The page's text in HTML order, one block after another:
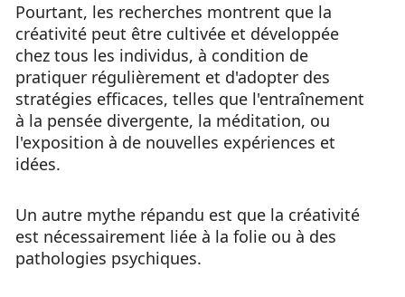
Pourtant, les recherches montrent que la
créativité peut être cultivée et développée
chez tous les individus, à condition de
pratiquer régulièrement et d'adopter des
stratégies efficaces, telles que l'entraînement
à la pensée divergente, la méditation, ou
l'exposition à de nouvelles expériences et
idées.
Un autre mythe répandu est que la créativité
est nécessairement liée à la folie ou à des
pathologies psychiques.